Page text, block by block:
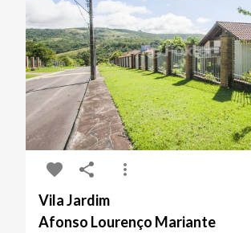
Vila Jardim
Afonso Lourenço Mariante